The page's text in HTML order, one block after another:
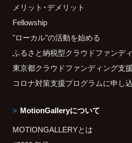
メリット・デメリット
Fellowship
"ローカル"の活動を始める
ふるさと納税型クラウドファンデ
東京都クラウドファンディング支
コロナ対策支援プログラムに申し
MotionGalleryについて
MOTIONGALLERYとは